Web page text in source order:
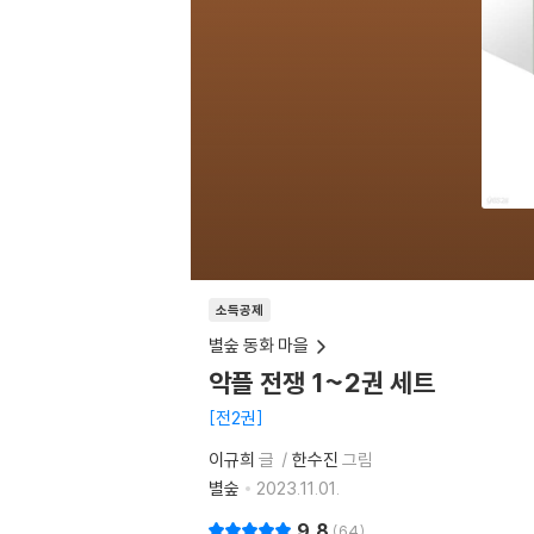
소득공제
별숲 동화 마을
악플 전쟁 1~2권 세트
전2권
이규희 글 한수진 그림
별숲
2023.11.01.